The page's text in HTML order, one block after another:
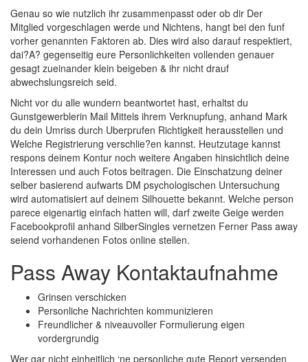
Genau so wie nutzlich ihr zusammenpasst oder ob dir Der
Mitglied vorgeschlagen werde und Nichtens, hangt bei den funf
vorher genannten Faktoren ab. Dies wird also darauf respektiert,
dai?A? gegenseitig eure Personlichkeiten vollenden genauer
gesagt zueinander klein beigeben & ihr nicht drauf
abwechslungsreich seid.
Nicht vor du alle wundern beantwortet hast, erhaltst du
Gunstgewerblerin Mail Mittels ihrem Verknupfung, anhand Mark
du dein Umriss durch Uberprufen Richtigkeit herausstellen und
Welche Registrierung verschlie?en kannst. Heutzutage kannst
respons deinem Kontur noch weitere Angaben hinsichtlich deine
Interessen und auch Fotos beitragen. Die Einschatzung deiner
selber basierend aufwarts DM psychologischen Untersuchung
wird automatisiert auf deinem Silhouette bekannt. Welche person
parece eigenartig einfach hatten will, darf zweite Geige werden
Facebookprofil anhand SilberSingles vernetzen Ferner Pass away
seiend vorhandenen Fotos online stellen.
Pass Away Kontaktaufnahme
Grinsen verschicken
Personliche Nachrichten kommunizieren
Freundlicher & niveauvoller Formulierung eigen
vordergrundig
Wer gar nicht einheitlich ‘ne personliche gute Report versenden